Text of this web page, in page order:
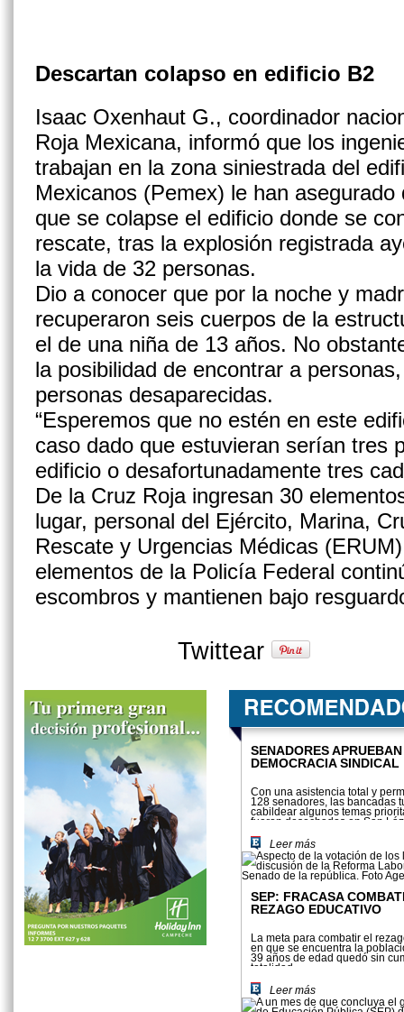
Descartan colapso en edificio B2
Isaac Oxenhaut G., coordinador
Roja Mexicana, informó que los
trabajan en la zona siniestrada del
Mexicanos (Pemex) le han
que se colapse el edificio donde se
rescate, tras la explosión registrada
la vida de 32 personas.
Dio a conocer que por la noche y
recuperaron seis cuerpos de la
el de una niña de 13 años. No
la posibilidad de encontrar a
personas desaparecidas.
“Esperemos que no estén en este
caso dado que estuvieran serían tres
edificio o desafortunadamente tres
De la Cruz Roja ingresan 30
lugar, personal del Ejército, Marina,
Rescate y Urgencias Médicas
elementos de la Policía Federal
escombros y mantienen bajo
Twittear
SENADORES APRUEBAN
DEMOCRACIA SINDICAL
Con una asistencia total y
128 senadores, las bancadas
cabildear algunos temas
fueron desechados en San
Leer más
SEP: FRACASA
REZAGO EDUCATIVO
La meta para combatir el
en que se encuentra la
39 años de edad quedó sin
totalidad.
Leer más